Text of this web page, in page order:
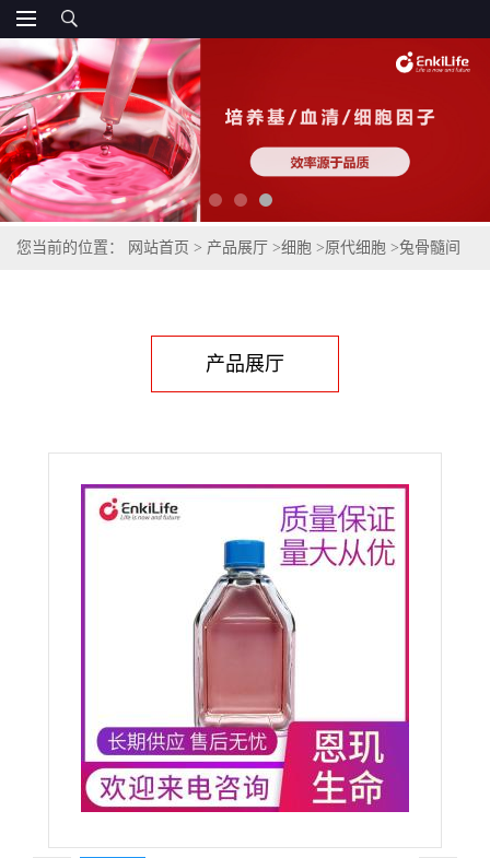
您当前的位置： 网站首页 > 产品展厅 >细胞 >原代细胞 >兔骨髓间
产品展厅